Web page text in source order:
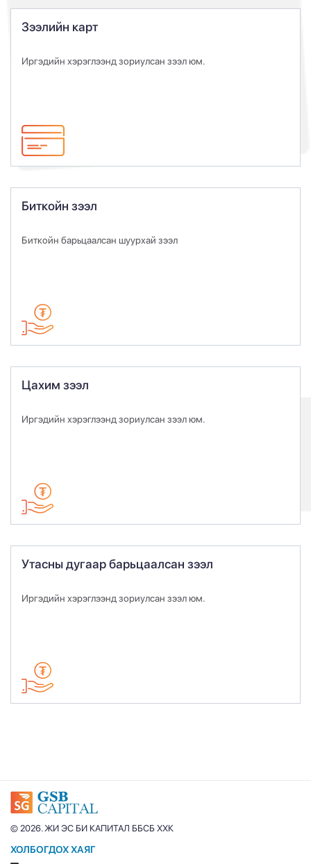
Зээлийн карт
Иргэдийн хэрэглээнд зориулсан зээл юм.
Биткойн зээл
Биткойн барьцаалсан шуурхай зээл
Цахим зээл
Иргэдийн хэрэглээнд зориулсан зээл юм.
Утасны дугаар барьцаалсан зээл
Иргэдийн хэрэглээнд зориулсан зээл юм.
© 2026. ЖИ ЭС БИ КАПИТАЛ ББСБ ХХК
ХОЛБОГДОХ ХАЯГ